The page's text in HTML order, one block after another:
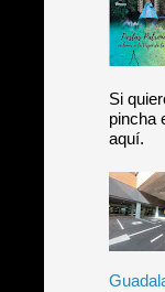
Si
pincha
aquí.